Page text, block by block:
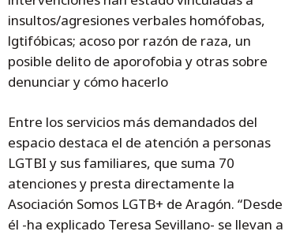
insultos/agresiones verbales homófobas,
lgtifóbicas; acoso por razón de raza, un
posible delito de aporofobia y otras sobre
denunciar y cómo hacerlo
Entre los servicios más demandados del
espacio destaca el de atención a personas
LGTBI y sus familiares, que suma 70
atenciones y presta directamente la
Asociación Somos LGTB+ de Aragón. “Desde
él -ha explicado Teresa Sevillano- se llevan a